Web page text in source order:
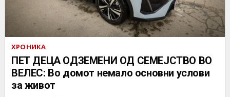
ХРОНИКА
ПЕТ ДЕЦА ОДЗЕМЕНИ ОД СЕМЕЈСТВО ВО
ВЕЛЕС: Во домот немало основни услови
за живот